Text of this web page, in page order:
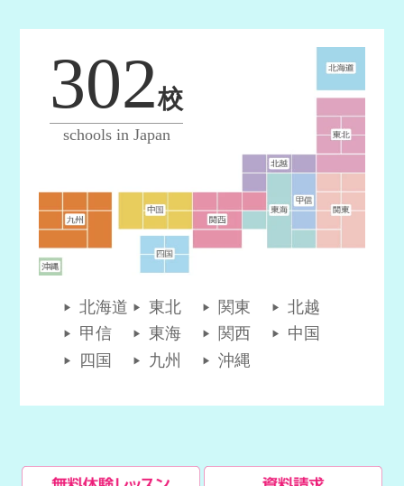
北海道 東北 関東
北越
甲信
東海 関西
中国
四国
九州 沖縄
302校
schools in Japan